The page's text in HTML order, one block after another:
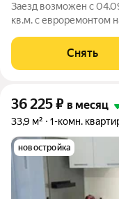
Заезд возможен с
кв.м. с евроремонтом
Стиральная машина Холодильник Микроволновка Дом -
монолитный, окна
Снять
36 225₽ в месяц
33,9 м² 1-комн.
новостройка